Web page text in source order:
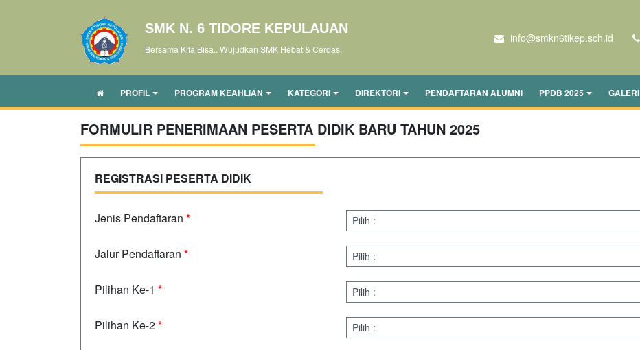
SMK N. 6 TIDORE KEPULAUAN
Bersama Kita Bisa.. Wujudkan SMK Hebat & Cerdas.
info@smkn6tikep.sch.id
PROFIL PROGRAM KEAHLIAN KATEGORI DIREKTORI PENDAFTARAN ALUMNI PPDB 2025 GALERI
FORMULIR PENERIMAAN PESERTA DIDIK BARU TAHUN 2025
REGISTRASI PESERTA DIDIK
Jenis Pendaftaran *
Jalur Pendaftaran *
Pilihan Ke-1 *
Pilihan Ke-2*